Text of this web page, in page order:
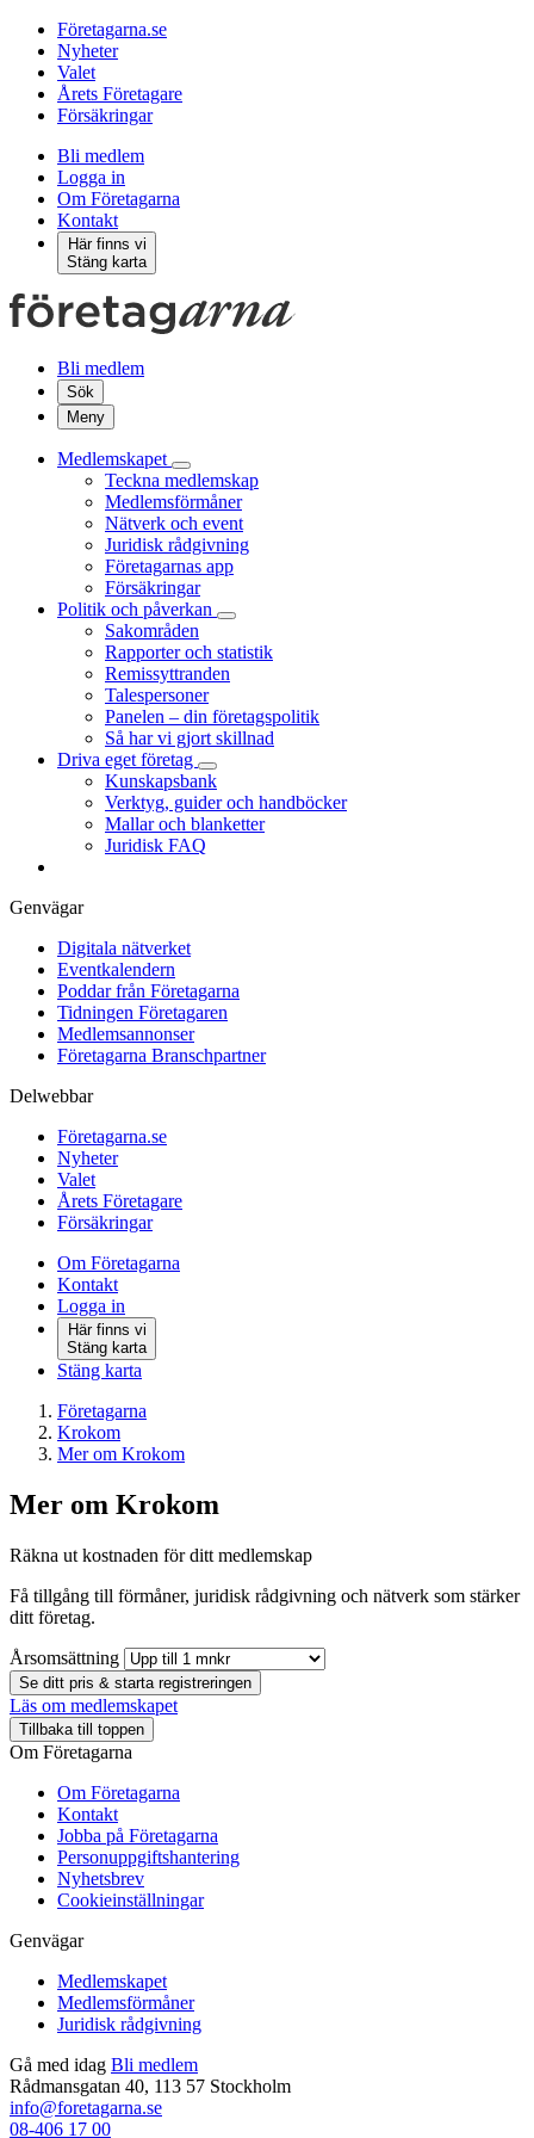
Företagarna.se
Nyheter
Valet
Årets Företagare
Försäkringar
Bli medlem
Logga in
Om Företagarna
Kontakt
Här finns vi
Stäng karta
Bli medlem
Sök
Meny
Medlemskapet
Teckna medlemskap
Medlemsförmåner
Nätverk och event
Juridisk rådgivning
Företagarnas app
Försäkringar
Politik och påverkan
Sakområden
Rapporter och statistik
Remissyttranden
Talespersoner
Panelen – din företagspolitik
Så har vi gjort skillnad
Driva eget företag
Kunskapsbank
Verktyg, guider och handböcker
Mallar och blanketter
Juridisk FAQ
Genvägar
Digitala nätverket
Eventkalendern
Poddar från Företagarna
Tidningen Företagaren
Medlemsannonser
Företagarna Branschpartner
Delwebbar
Företagarna.se
Nyheter
Valet
Årets Företagare
Försäkringar
Om Företagarna
Kontakt
Logga in
Här finns vi
Stäng karta
Stäng karta
Företagarna
Krokom
Mer om Krokom
Mer om Krokom
Räkna ut kostnaden för ditt medlemskap
Få tillgång till förmåner, juridisk rådgivning och nätverk som stärker
ditt företag.
Årsomsättning
Se ditt pris & starta registreringen
Läs om medlemskapet
Tillbaka till toppen
Om Företagarna
Om Företagarna
Kontakt
Jobba på Företagarna
Personuppgiftshantering
Nyhetsbrev
Cookieinställningar
Genvägar
Medlemskapet
Medlemsförmåner
Juridisk rådgivning
Gå med idag Bli medlem
Rådmansgatan 40, 113 57 Stockholm
info@foretagarna.se
08-406 17 00